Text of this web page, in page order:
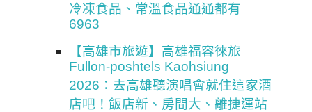
冷凍食品、常溫食品通通都有
6963
【高雄市旅遊】高雄福容徠旅
Fullon-poshtels Kaohsiung
2026：去高雄聽演唱會就住這家酒
店吧！飯店新、房間大、離捷運站